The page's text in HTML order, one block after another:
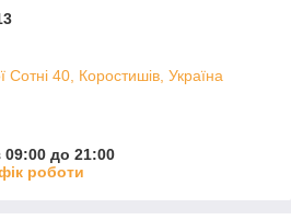
Сотні 40, Коростишів, Україна
09:00 до 21:00
роботи